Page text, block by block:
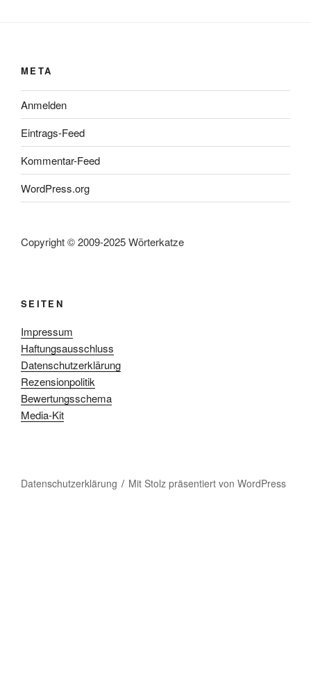
META
Anmelden
Eintrags-Feed
Kommentar-Feed
WordPress.org
Copyright © 2009-2025 Wörterkatze
SEITEN
Impressum
Haftungsausschluss
Datenschutzerklärung
Rezensionpolitik
Bewertungsschema
Media-Kit
Datenschutzerklärung Mit Stolz präsentiert von WordPress